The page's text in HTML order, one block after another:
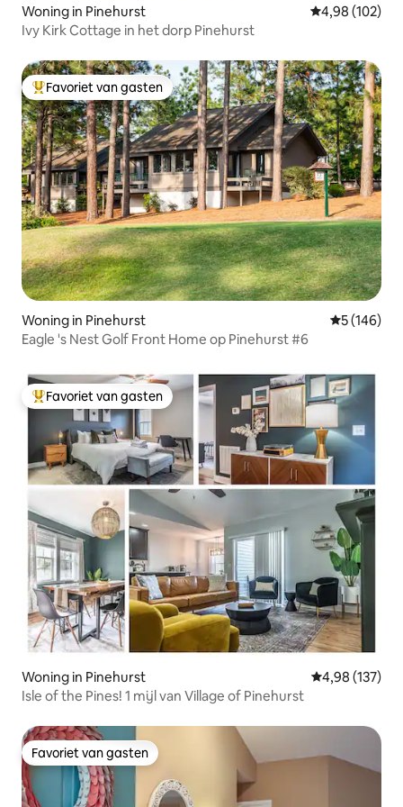
Woning in Pinehurst Gemiddelde
4,98 (102)
Ivy Kirk Cottage in het dorp Pinehurst
Topfavoriet van gasten
Favoriet van gasten
Woning in Pinehurst
5 (146)
Eagle 's Nest Golf Front Home op Pinehurst #6
Topfavoriet van gasten
Favoriet van gasten
Woning in Pinehurst Gemiddelde
4,98 (137)
Isle of the Pines! 1 mijl van Village of Pinehurst
Favoriet van gasten
Favoriet van gasten